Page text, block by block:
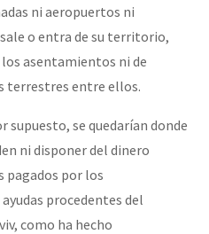
ni aeropuertos ni
o entra de su territorio,
asentamientos ni de
terrestres entre ellos.
supuesto, se quedarían donde
ni disponer del dinero
pagados por los
procedentes del
como ha hecho